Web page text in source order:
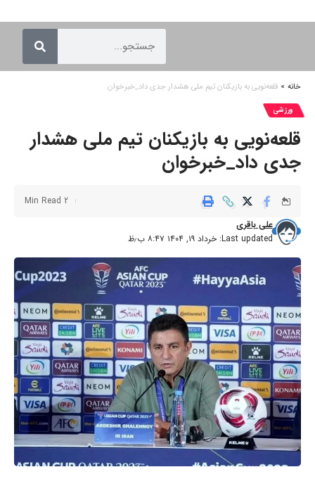
خانه » قلعه‌نویی به بازیکنان تیم ملی هشدار جدی داد_خبرخوان
ورزشی
قلعه‌نویی به بازیکنان تیم ملی هشدار
جدی داد_خبرخوان
Last updated: خرداد ۱۹, ۱۴۰۴ ۸:۴۷ ب٫ظ
علی باقری
2 Min Read